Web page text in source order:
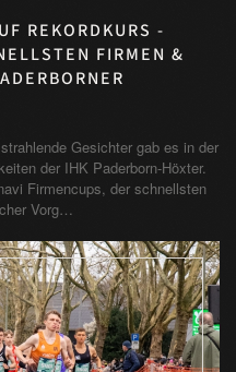
REKORDKURS -
FIRMEN &
Gesichter gab es in der
der IHK Paderborn-Höxter.
Firmencups, der schnellsten
Vorg…